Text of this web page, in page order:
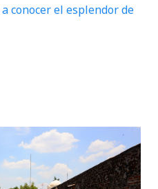
conocer el esplendor de